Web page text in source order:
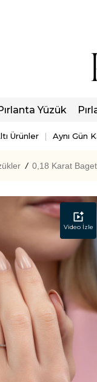
Yüzük
Ürünler Aynı Gün
/ 0,18 Karat
Video İzle